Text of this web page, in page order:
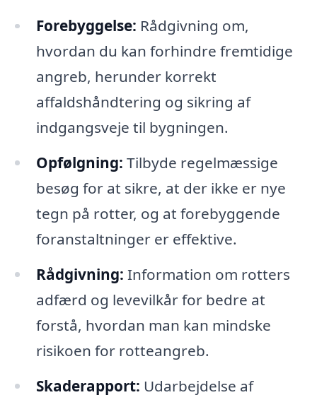
Forebyggelse: Rådgivning om,
hvordan du kan forhindre fremtidige
angreb, herunder korrekt
affaldshåndtering og sikring af
indgangsveje til bygningen.
Opfølgning: Tilbyde regelmæssige
besøg for at sikre, at der ikke er nye
tegn på rotter, og at forebyggende
foranstaltninger er effektive.
Rådgivning: Information om rotters
adfærd og levevilkår for bedre at
forstå, hvordan man kan mindske
risikoen for rotteangreb.
Skaderapport: Udarbejdelse af